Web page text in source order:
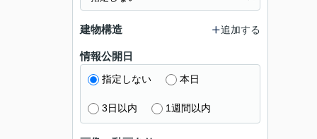
建物構造 追加する
情報公開日
指定しない 本日
3日以内 1週間以内